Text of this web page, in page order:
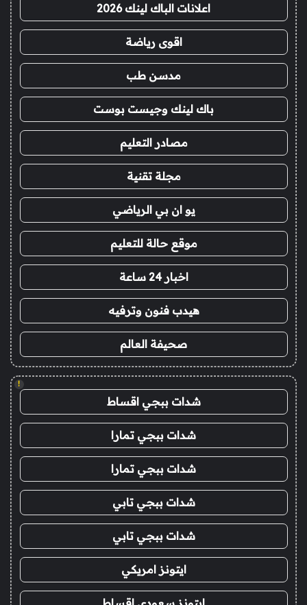
اعلانات الباك لينك 2026
اقوى رياضة
مدسن طب
باك لينك وجيست بوست
مصادر التعليم
مجلة تقنية
يو ان بي الرياضي
موقع حالة للتعليم
اخبار 24 ساعة
هيدب فنون وترفيه
صحيفة العالم
!
شدات ببجي اقساط
شدات ببجي تمارا
شدات ببجي تمارا
شدات ببجي تابي
شدات ببجي تابي
ايتونز امريكي